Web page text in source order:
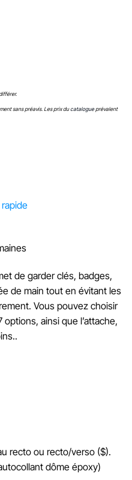
sans préavis. Les prix ducatalogueprévalent
de garder clés, badges,
de main tout en évitant les
Vous pouvez choisir
ainsi que l’attache,
recto ou recto/verso ($).
dôme époxy)